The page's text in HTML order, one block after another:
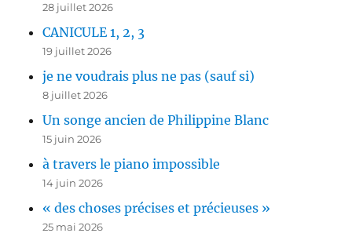
28 juillet 2026
CANICULE 1, 2, 3
19 juillet 2026
je ne voudrais plus ne pas (sauf si)
8 juillet 2026
Un songe ancien de Philippine Blanc
15 juin 2026
à travers le piano impossible
14 juin 2026
« des choses précises et précieuses »
25 mai 2026